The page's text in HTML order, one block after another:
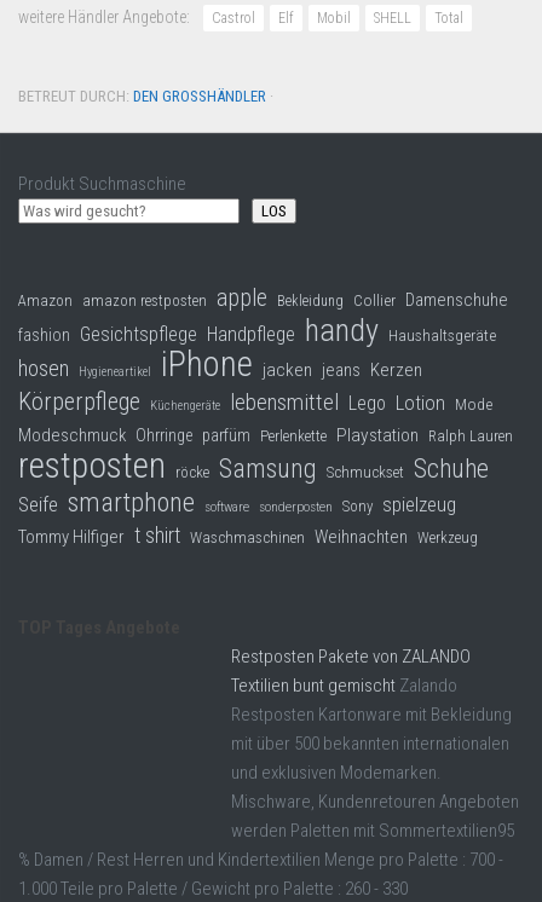
weitere Händler Angebote: Castrol Elf Mobil SHELL Total
BETREUT DURCH: DEN GROSSHÄNDLER ·
Produkt Suchmaschine
LOS
Amazon amazon restposten apple Bekleidung Collier Damenschuhe
fashion Gesichtspflege Handpflege handy Haushaltsgeräte
hosen Hygieneartikel iPhone jacken jeans Kerzen
Körperpflege Küchengeräte lebensmittel Lego Lotion Mode
Modeschmuck Ohrringe parfüm Perlenkette Playstation Ralph Lauren
restposten röcke Samsung Schmuckset Schuhe
Seife smartphone software sonderposten Sony spielzeug
Tommy Hilfiger t shirt Waschmaschinen Weihnachten Werkzeug
Restposten Pakete von ZALANDO
Textilien bunt gemischt Zalando
Restposten Kartonware mit Bekleidung
mit über 500 bekannten internationalen
und exklusiven Modemarken.
Mischware, Kundenretouren Angeboten
werden Paletten mit Sommertextilien95
% Damen / Rest Herren und Kindertextilien Menge pro Palette : 700 -
1.000 Teile pro Palette / Gewicht pro Palette : 260 - 330